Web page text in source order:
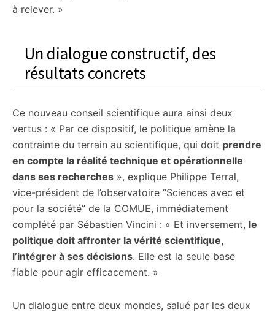
à relever. »
Un dialogue constructif, des
résultats concrets
Ce nouveau conseil scientifique aura ainsi deux
vertus : « Par ce dispositif, le politique amène la
contrainte du terrain au scientifique, qui doit prendre
en compte la réalité technique et opérationnelle
dans ses recherches », explique Philippe Terral,
vice-président de l’observatoire “Sciences avec et
pour la société” de la COMUE, immédiatement
complété par Sébastien Vincini : « Et inversement, le
politique doit affronter la vérité scientifique,
l’intégrer à ses décisions. Elle est la seule base
fiable pour agir efficacement. »
Un dialogue entre deux mondes, salué par les deux